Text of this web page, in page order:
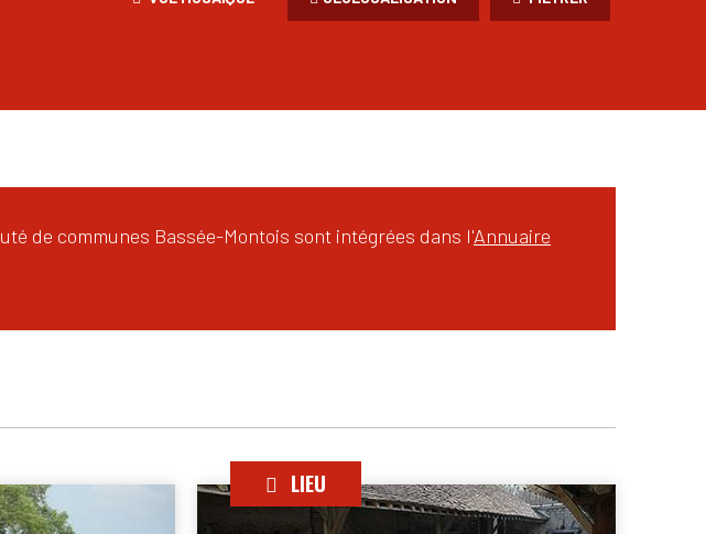
de communes Bassée-Montois sont intégrées dans l'Annuaire
LIEU